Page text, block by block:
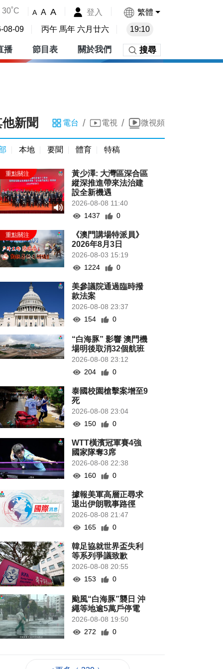
30˚C A A A 登入 繁體
08-09 丙午 馬年 六月廿六 19:10
播 節目表 關於我們 搜尋
新聞 電台 / 電視 / 微視頻
本地 要聞 體育 特稿
黃少澤: 大灣區深合區
縱深推進帶來法治建
設全新機遇
2026-08-08 11:40
1437
0
《澳門講場特派員》
2026年8月3日
2026-08-03 15:19
1224
0
美參議院通過臨時撥
款法案
2026-08-08 23:37
154
0
“白海豚” 影響 澳門機
場明後取消32個航班
2026-08-08 23:12
204
0
泰國校園槍擊案增至9
死
2026-08-08 23:04
150
0
WTT橫濱冠軍賽4強
國家隊奪3席
2026-08-08 22:38
160
0
據報美軍高層正尋求
退出伊朗戰事路徑
2026-08-08 21:47
165
0
韓足協就世界盃失利
等系列爭議致歉
2026-08-08 20:55
153
0
颱風“白海豚”襲日 沖
繩等地逾5萬戶停電
2026-08-08 19:50
272
0